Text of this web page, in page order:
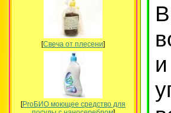
[Свеча от плесени]
[ProБИО моющее средство для